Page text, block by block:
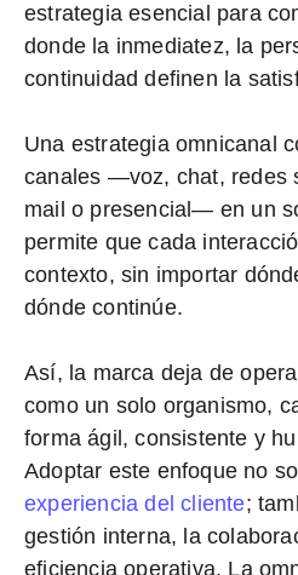
estrategia esencial para
donde la inmediatez, la
continuidad definen la
Una estrategia omnicanal
canales —voz, chat, redes
mail o presencial— en un
permite que cada
contexto, sin importar
dónde continúe.
Así, la marca deja de
como un solo organismo,
forma ágil, consistente y
Adoptar este enfoque no
experiencia del cliente;
gestión interna, la
eficiencia operativa. La